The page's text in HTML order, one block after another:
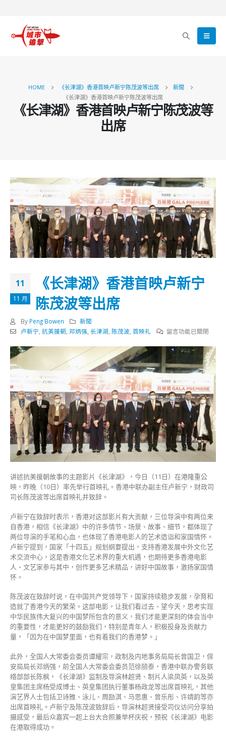
HOME 《长津湖》香港首映卢新宁陈茂波等出席
新聞
《长津湖》香港首映卢新宁陈茂波等出席
《长津湖》香港首映卢新宁陈茂波等
出席
11
11 月
《长津湖》香港首映卢新宁
陈茂波等出席
By Peng Bowen
新聞
卢新宁, 抗美援朝, 邓炳强, 长津湖, 陈茂波, 首映礼
在
津
香
港
首
映
新
宁
陈
茂
波
等
出
席〉
留言功能已關閉
讲述抗美援朝故事的主题影片《长津湖》，今日（11日）在港隆重公
映，昨晚（10日）率先举行首映礼。香港中联办副主任卢新宁，财政司
司长陈茂波等出席首映礼并致辞。
卢新宁在致辞时表示，香港对这部影片有大贡献，三位导演中有两位来
自香港，相信《长津湖》中的许多情节、场景、故事、细节，都体现了
两位导演的手笔和心血，也体现了香港电影人的艺术造诣和家国情怀。
卢新宁提到，国家「十四五」规划纲要提出，支持香港发展中外文化艺
术交流中心，这是香港文化艺术界的重大机遇，也期待更多香港电影
人、文艺家参与其中，创作更多艺术精品，讲好中国故事，激扬家国情
怀。
陈茂波在致辞时说，在中国共产党领导下，国家持续稳步发展，孕育和
造就了香港今天的繁荣。这部电影，让我们看过去、望今天，思考实现
中华民族伟大复兴的中国梦所包含的意义，我们才能更深刻的体会当中
的重要性，才能更好的鼓励我们，特别是青年人，积极投身及贡献力
量，「因为在中国梦里面，也有着我们的香港梦。」
此外，全国人大常委会委员谭耀宗，政制及内地事务局局长曾国卫，保
安局局长邓炳强，前全国人大常委会委员范徐丽泰，香港中联办警务联
络部部长陈枫，《长津湖》监制及导演林超贤、制片人梁凤英，以及英
皇集团主席杨受成博士、英皇集团执行董事杨政龙等出席首映礼，其他
演艺界人士包括卫诗雅、泳儿、周励淇、马思惠、曾乐彤、许靖韵等亦
出席首映礼。卢新宁及陈茂波致辞后，导演林超贤接受司仪访问分享拍
摄感受，最后众嘉宾一起上台大合照兼举杯庆祝，预祝《长津湖》电影
在港取得成功。